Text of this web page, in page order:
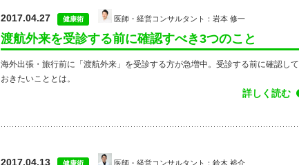
2017.04.27 健康術 医師・経営コンサルタント：岩本 修一
渡航外来を受診する前に確認すべき3つのこと
海外出張・旅行前に「渡航外来」を受診する方が急増中。受診する前に確認して
おきたいこととは。
詳しく読む
2017.04.13 健康術 医師・経営コンサルタント：鈴木 裕介